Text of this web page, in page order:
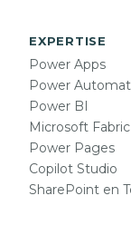
EXPERTISE
Power Apps
Power
Power BI
Microsoft Fabric
Power Pages
Copilot Studio
SharePoint en